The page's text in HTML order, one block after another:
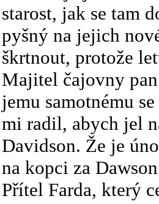
starost, jak se tam
pyšný na jejich
škrtnout, protože
Majitel čajovny
jemu samotnému
mi radil, abych jel
Davidson. Že je
na kopci za
Přítel Farda, který